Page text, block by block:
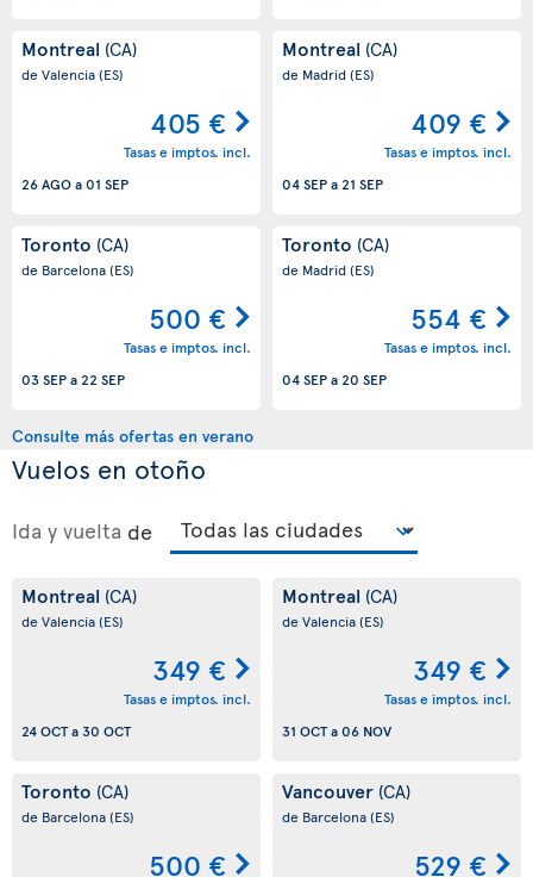
Montreal (CA)
de Valencia(ES)
405 €
Tasas e imptos. incl.
26 AGOa01 SEP
Montreal (CA)
de Madrid(ES)
409 €
Tasas e imptos. incl.
04 SEPa21 SEP
Toronto (CA)
de Barcelona(ES)
500 €
Tasas e imptos. incl.
03 SEPa22 SEP
Toronto (CA)
de Madrid(ES)
554 €
Tasas e imptos. incl.
04 SEPa20 SEP
Consulte más ofertas en verano
Vuelos en otoño
Ida y vuelta de
Montreal (CA)
de Valencia(ES)
349 €
Tasas e imptos. incl.
24 OCTa 30 OCT
Montreal (CA)
de Valencia(ES)
349 €
Tasas e imptos. incl.
31 OCTa06 NOV
Toronto (CA)
de Barcelona(ES)
500 €
Vancouver (CA)
de Barcelona(ES)
529 €